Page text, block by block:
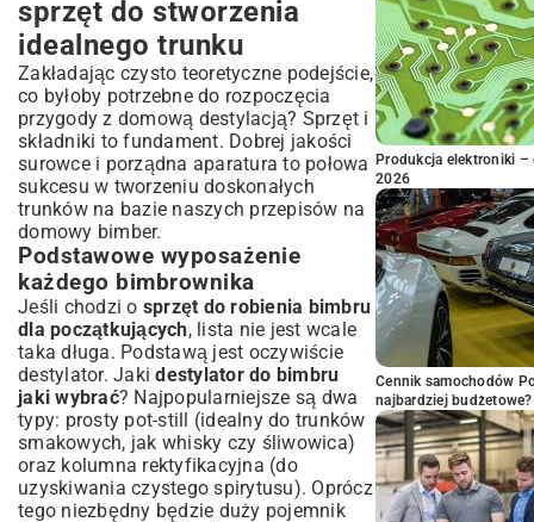
sprzęt do stworzenia
idealnego trunku
Zakładając czysto teoretyczne podejście,
co byłoby potrzebne do rozpoczęcia
przygody z domową destylacją? Sprzęt i
składniki to fundament. Dobrej jakości
surowce i porządna aparatura to połowa
sukcesu w tworzeniu doskonałych
trunków na bazie naszych przepisów na
domowy bimber.
Podstawowe wyposażenie
każdego bimbrownika
Jeśli chodzi o sprzęt do robienia bimbru
dla początkujących, lista nie jest wcale
taka długa. Podstawą jest oczywiście
destylator. Jakidestylator do bimbru
jaki wybrać? Najpopularniejsze są dwa
typy: prosty pot-still (idealny do trunków
smakowych, jak whisky czy śliwowica)
oraz kolumna rektyfikacyjna (do
uzyskiwania czystego spirytusu). Oprócz
tego niezbędny będzie duży pojemnik
Produkcja elektroniki –
2026
Cennik samochodów
najbardziej budżetowe?